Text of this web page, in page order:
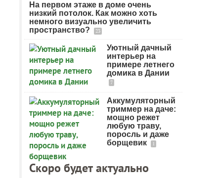
На первом этаже в доме очень
низкий потолок. Как можно хоть
немного визуально увеличить
пространство?
23
Уютный дачный
интерьер на
примере летнего
домика в Дании
7
Аккумуляторный
триммер на даче:
мощно режет
любую траву,
поросль и даже
борщевик
1
Скоро будет актуально